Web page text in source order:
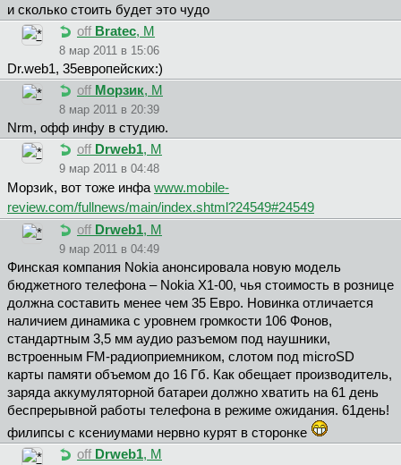
и сколько стоить будет это чудо
off Bratec, М
8 мар 2011 в 15:06
Dr.web1, 35европейских:)
off Морзик, М
8 мар 2011 в 20:39
Nrm, офф инфу в студию.
off Drweb1, М
9 мар 2011 в 04:48
Mopзиk, вот тоже инфаwww.mobile-
review.com/fullnews/main/index.shtml?24549#24549
off Drweb1, М
9 мар 2011 в 04:49
Финская компания Nokia анонсировала новую модель
бюджетного телефона – Nokia X1-00, чья стоимость в рознице
должна составить менее чем 35 Евро. Новинка отличается
наличием динамика с уровнем громкости 106 Фонов,
стандартным 3,5 мм аудио разъемом под наушники,
встроенным FM-радиоприемником, слотом под microSD
карты памяти объемом до 16 Гб. Как обещает производитель,
заряда аккумуляторной батареи должно хватить на 61 день
беспрерывной работы телефона в режиме ожидания. 61день!
филипсы с ксениумами нервно курят в сторонке
off Drweb1, М